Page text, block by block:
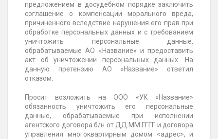
предложением в досудебном порядке заключить
соглашение о компенсации морального вреда,
причиненного вследствие нарушения его прав при
обработке персональных данных и с требованием
уничтожить персональные данные,
обрабатываемые АО «Название» и предоставить
акт об уничтожении персональных данных. На
данную претензию АО «Название» ответил
отказом.
Просит возложить на ООО «УК «Название»
обязанность уничтожить его персональные
данные, обрабатываемые при исполнении
агентского договора б/н отДД.ММ.ГГГГ и договора
управления многоквартирным домом <адрес>, и